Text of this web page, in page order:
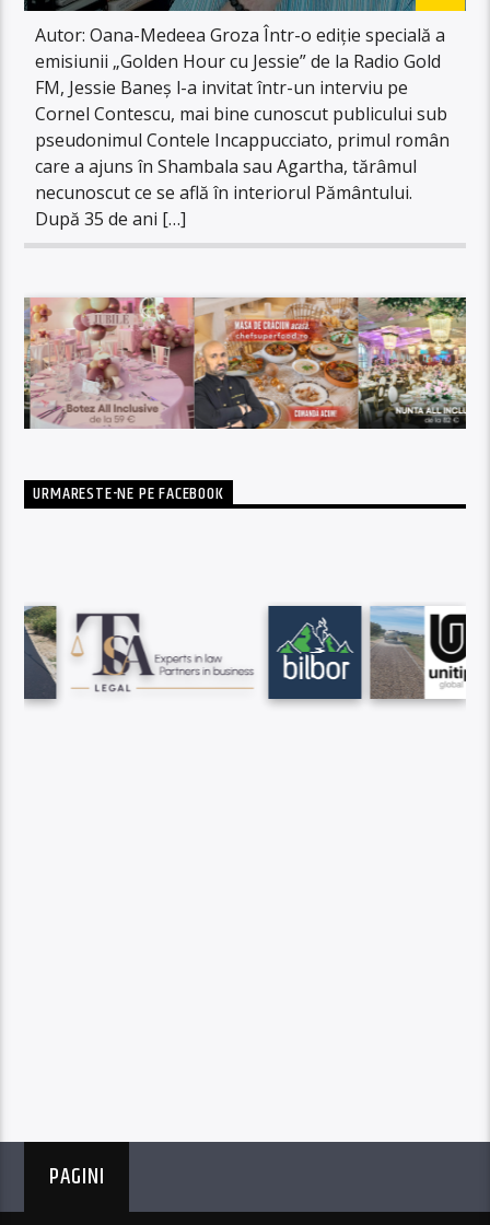
Autor: Oana-Medeea Groza Într-o ediție specială a
emisiunii „Golden Hour cu Jessie” de la Radio Gold
FM, Jessie Baneș l-a invitat într-un interviu pe
Cornel Contescu, mai bine cunoscut publicului sub
pseudonimul Contele Incappucciato, primul român
care a ajuns în Shambala sau Agartha, tărâmul
necunoscut ce se află în interiorul Pământului.
După 35 de ani […]
URMARESTE-NE PE FACEBOOK
PAGINI